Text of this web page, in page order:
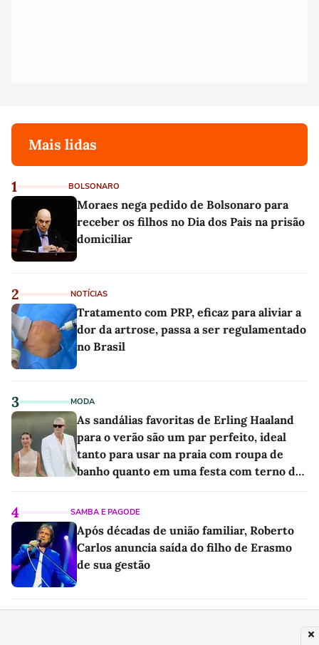
Mais lidas
1 BOLSONARO
Moraes nega pedido de Bolsonaro para
receber os filhos no Dia dos Pais na prisão
domiciliar
2 NOTÍCIAS
Tratamento com PRP, eficaz para aliviar a
dor da artrose, passa a ser regulamentado
no Brasil
3 MODA
As sandálias favoritas de Erling Haaland
para o verão são um par perfeito, ideal
tanto para usar na praia com roupa de
banho quanto em uma festa com terno de
4 SAMBA E PAGODE
Após décadas de união familiar, Roberto
Carlos anuncia saída do filho de Erasmo
de sua gestão